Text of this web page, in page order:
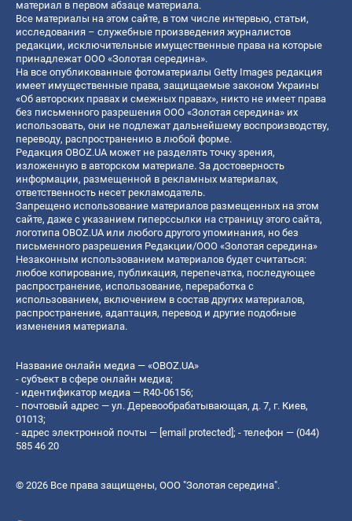
материал в первом абзаце материала.
Все материалы на этом сайте, в том числе интервью, статьи,
исследования – служебные произведения журналистов
редакции, исключительные имущественные права на которые
принадлежат ООО «Золотая середина».
На все опубликованные фотоматериалы Getty Images редакция
имеет имущественные права, защищаемые законом Украины
«Об авторских правах и смежных правах», никто не имеет права
без письменного разрешения ООО «Золотая середина» их
использовать, они не подлежат дальнейшему воспроизводству,
переводу, распространению в любой форме.
Редакция OBOZ.UA может не разделять точку зрения,
изложенную в авторском материале. За достоверность
информации, размещенной в рекламных материалах,
ответственность несет рекламодатель.
Запрещено использование материалов размещенных на этом
сайте, даже с указанием гиперссылки на страницу этого сайта,
логотипа OBOZ.UA или любого другого упоминания, но без
письменного разрешения Редакции/ООО «Золотая середина»
Незаконным использованием материалов будет считаться:
любое копирование, публикация, перепечатка, последующее
распространение, использование, переработка с
использованием, включением в состав других материалов,
распространение, адаптация, перевод и другие подобные
изменения материала.
Название онлайн медиа — «OBOZ.UA»
- субъект в сфере онлайн медиа;
- идентификатор медиа — R40-06156;
- почтовый адрес — ул. Деревообрабатывающая, д. 7, г. Киев,
01013;
- адрес электронной почты — [email protected] ; - телефон — (044)
585 46 20
© 2026 Все права защищены, ООО "Золотая середина".